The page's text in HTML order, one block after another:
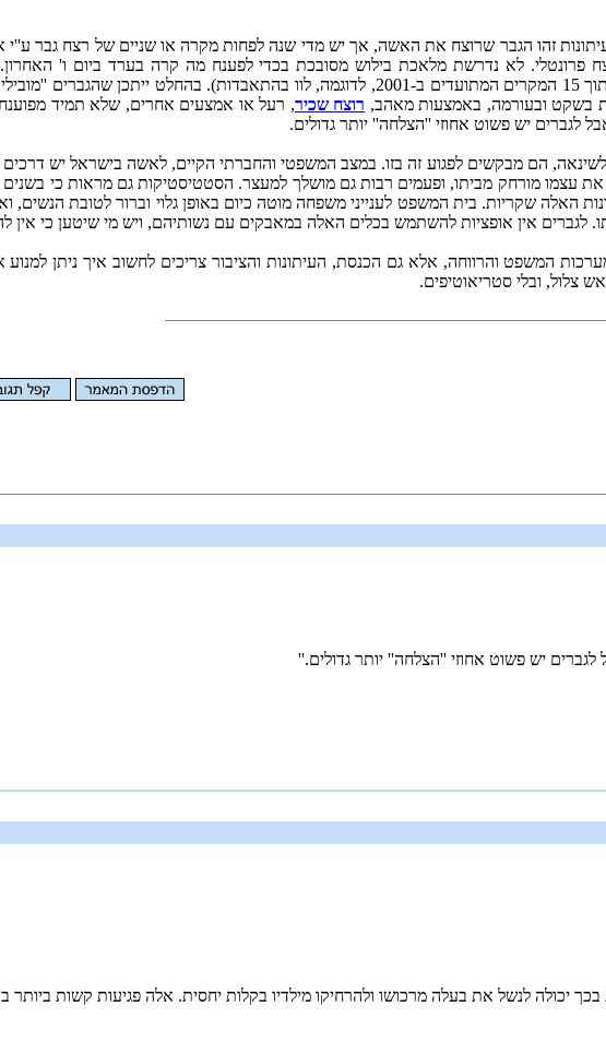
זהו הגבר שרוצח את האשה, אך יש מדי שנה לפחות מקרה או שניים של רצח גבר
פרונטלי. לא נדרשת מלאכת בילוש מסובכת בכדי לפענח מה קרה בערד ביום ו'
מתרחשות במה שנראה כפרץ של טירוף, ובמקרים רבים הן מלוות בהתאבדות (שבעה מתוך 15 המקרים המתועדים ב-‏2001,
בשקט ובעורמה, באמצעות מאהב, רוצח שכיר, רעל או אמצעים אחרים, שלא תמיד
לגברים יש פשוט אחוזי ''הצלחה'' יותר גדולים.
הם מבקשים לפגוע זה בזו. במצב המשפטי והחברתי הקיים, לאשה בישראל יש דרכים
עצמו מורחק מביתו, ופעמים רבות גם מושלך למעצר. הסטטיסטיקות גם מראות כי
למרות שמומחי משטרה מעריכים בפירסומים רשמיים כי לפחות 50% מהתלונות האלה שקריות. בית המשפט לענייני משפחה מוטה כיום באופן
לגברים אין אופציות להשתמש בכלים האלה במאבקים עם נשותיהם, ויש מי שיטען כי אין
המשפט והרווחה, אלא גם הכנסת, העיתונות והציבור צריכים לחשוב איך ניתן
יכולה לנשל את בעלה מרכושו ולהרחיקו מילדיו בקלות יחסית. אלה פגיעות קשות ביותר